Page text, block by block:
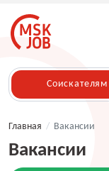
Соискателям
Главная / Вакансии
Вакансии